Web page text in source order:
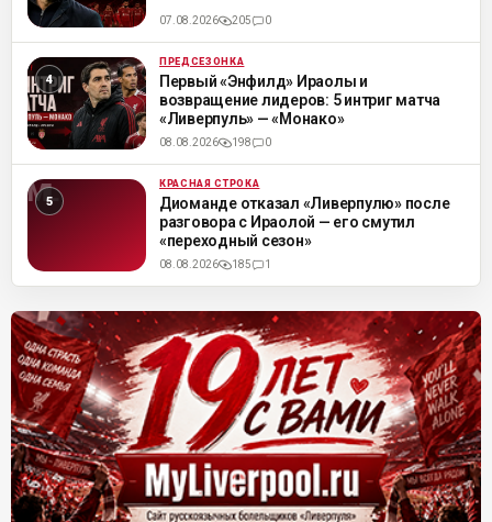
07.08.2026 205 0
ML ПРЕДСЕЗОНКА
Первый «Энфилд» Ираолы и
возвращение лидеров: 5 интриг матча
«Ливерпуль» — «Монако»
08.08.2026 198 0
ML КРАСНАЯ СТРОКА
Диоманде отказал «Ливерпулю» после
разговора с Ираолой — его смутил
«переходный сезон»
08.08.2026 185 1